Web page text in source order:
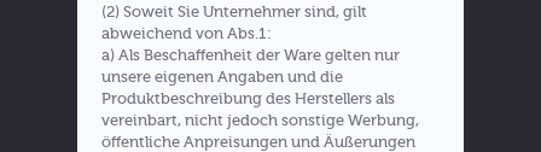
(2) Soweit Sie Unternehmer sind, gilt
abweichend von Abs.1:
a) Als Beschaffenheit der Ware gelten nur
unsere eigenen Angaben und die
Produktbeschreibung des Herstellers als
vereinbart, nicht jedoch sonstige Werbung,
öffentliche Anpreisungen und Äußerungen